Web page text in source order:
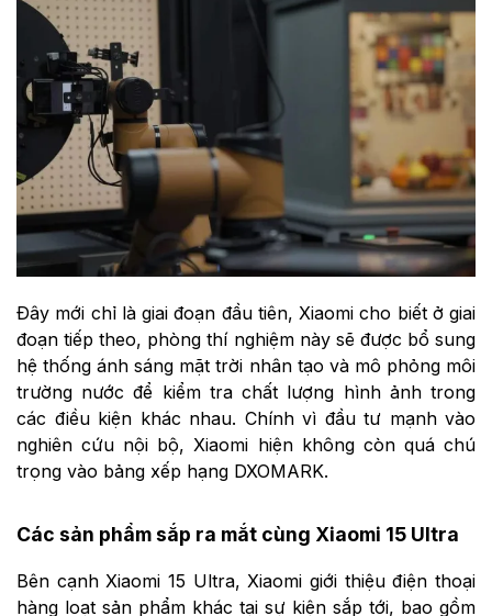
Đây mới chỉ là giai đoạn đầu tiên, Xiaomi cho biết ở giai
đoạn tiếp theo, phòng thí nghiệm này sẽ được bổ sung
hệ thống ánh sáng mặt trời nhân tạo và mô phỏng môi
trường nước để kiểm tra chất lượng hình ảnh trong
các điều kiện khác nhau. Chính vì đầu tư mạnh vào
nghiên cứu nội bộ, Xiaomi hiện không còn quá chú
trọng vào bảng xếp hạng DXOMARK.
Các sản phẩm sắp ra mắt cùng Xiaomi 15 Ultra
Bên cạnh Xiaomi 15 Ultra, Xiaomi giới thiệu điện thoại
hàng loạt sản phẩm khác tại sự kiện sắp tới, bao gồm